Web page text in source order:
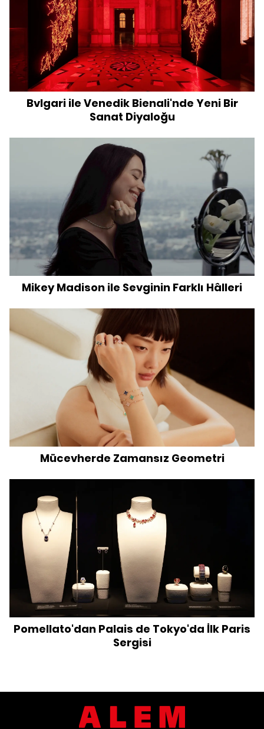
Bvlgari ile Venedik Bienali'nde Yeni Bir
Sanat Diyaloğu
Mikey Madison ile Sevginin Farklı Hâlleri
Mücevherde Zamansız Geometri
Pomellato'dan Palais de Tokyo'da İlk Paris
Sergisi